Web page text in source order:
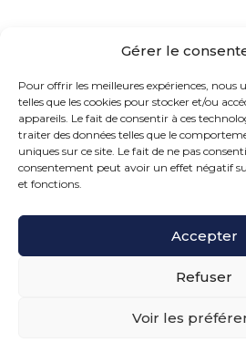
Gérer le
Pour offrir les meilleures expériences, nous
telles que les cookies pour stocker et/ou
appareils. Le fait de consentir à ces
traiter des données telles que le
uniques sur ce site. Le fait de ne pas
consentement peut avoir un effet négatif
et fonctions.
Accepter
Refuser
Voir les
Commentaires
Aucun commentaire à
15 rue de la Bonne Rencontre
Voisins
PLAN DU SITE